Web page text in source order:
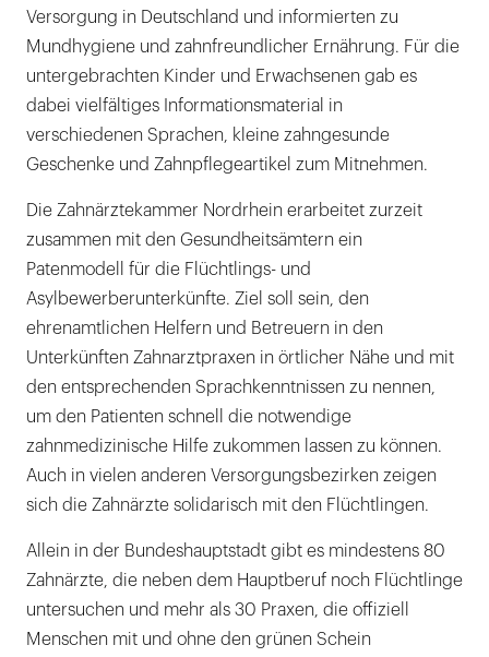
Versorgung in Deutschland und informierten zu
Mundhygiene und zahnfreundlicher Ernährung. Für die
untergebrachten Kinder und Erwachsenen gab es
dabei vielfältiges Informationsmaterial in
verschiedenen Sprachen, kleine zahngesunde
Geschenke und Zahnpflegeartikel zum Mitnehmen.
Die Zahnärztekammer Nordrhein erarbeitet zurzeit
zusammen mit den Gesundheitsämtern ein
Patenmodell für die Flüchtlings- und
Asylbewerberunterkünfte. Ziel soll sein, den
ehrenamtlichen Helfern und Betreuern in den
Unterkünften Zahnarztpraxen in örtlicher Nähe und mit
den entsprechenden Sprachkenntnissen zu nennen,
um den Patienten schnell die notwendige
zahnmedizinische Hilfe zukommen lassen zu können.
Auch in vielen anderen Versorgungsbezirken zeigen
sich die Zahnärzte solidarisch mit den Flüchtlingen.
Allein in der Bundeshauptstadt gibt es mindestens 80
Zahnärzte, die neben dem Hauptberuf noch Flüchtlinge
untersuchen und mehr als 30 Praxen, die offiziell
Menschen mit und ohne den grünen Schein